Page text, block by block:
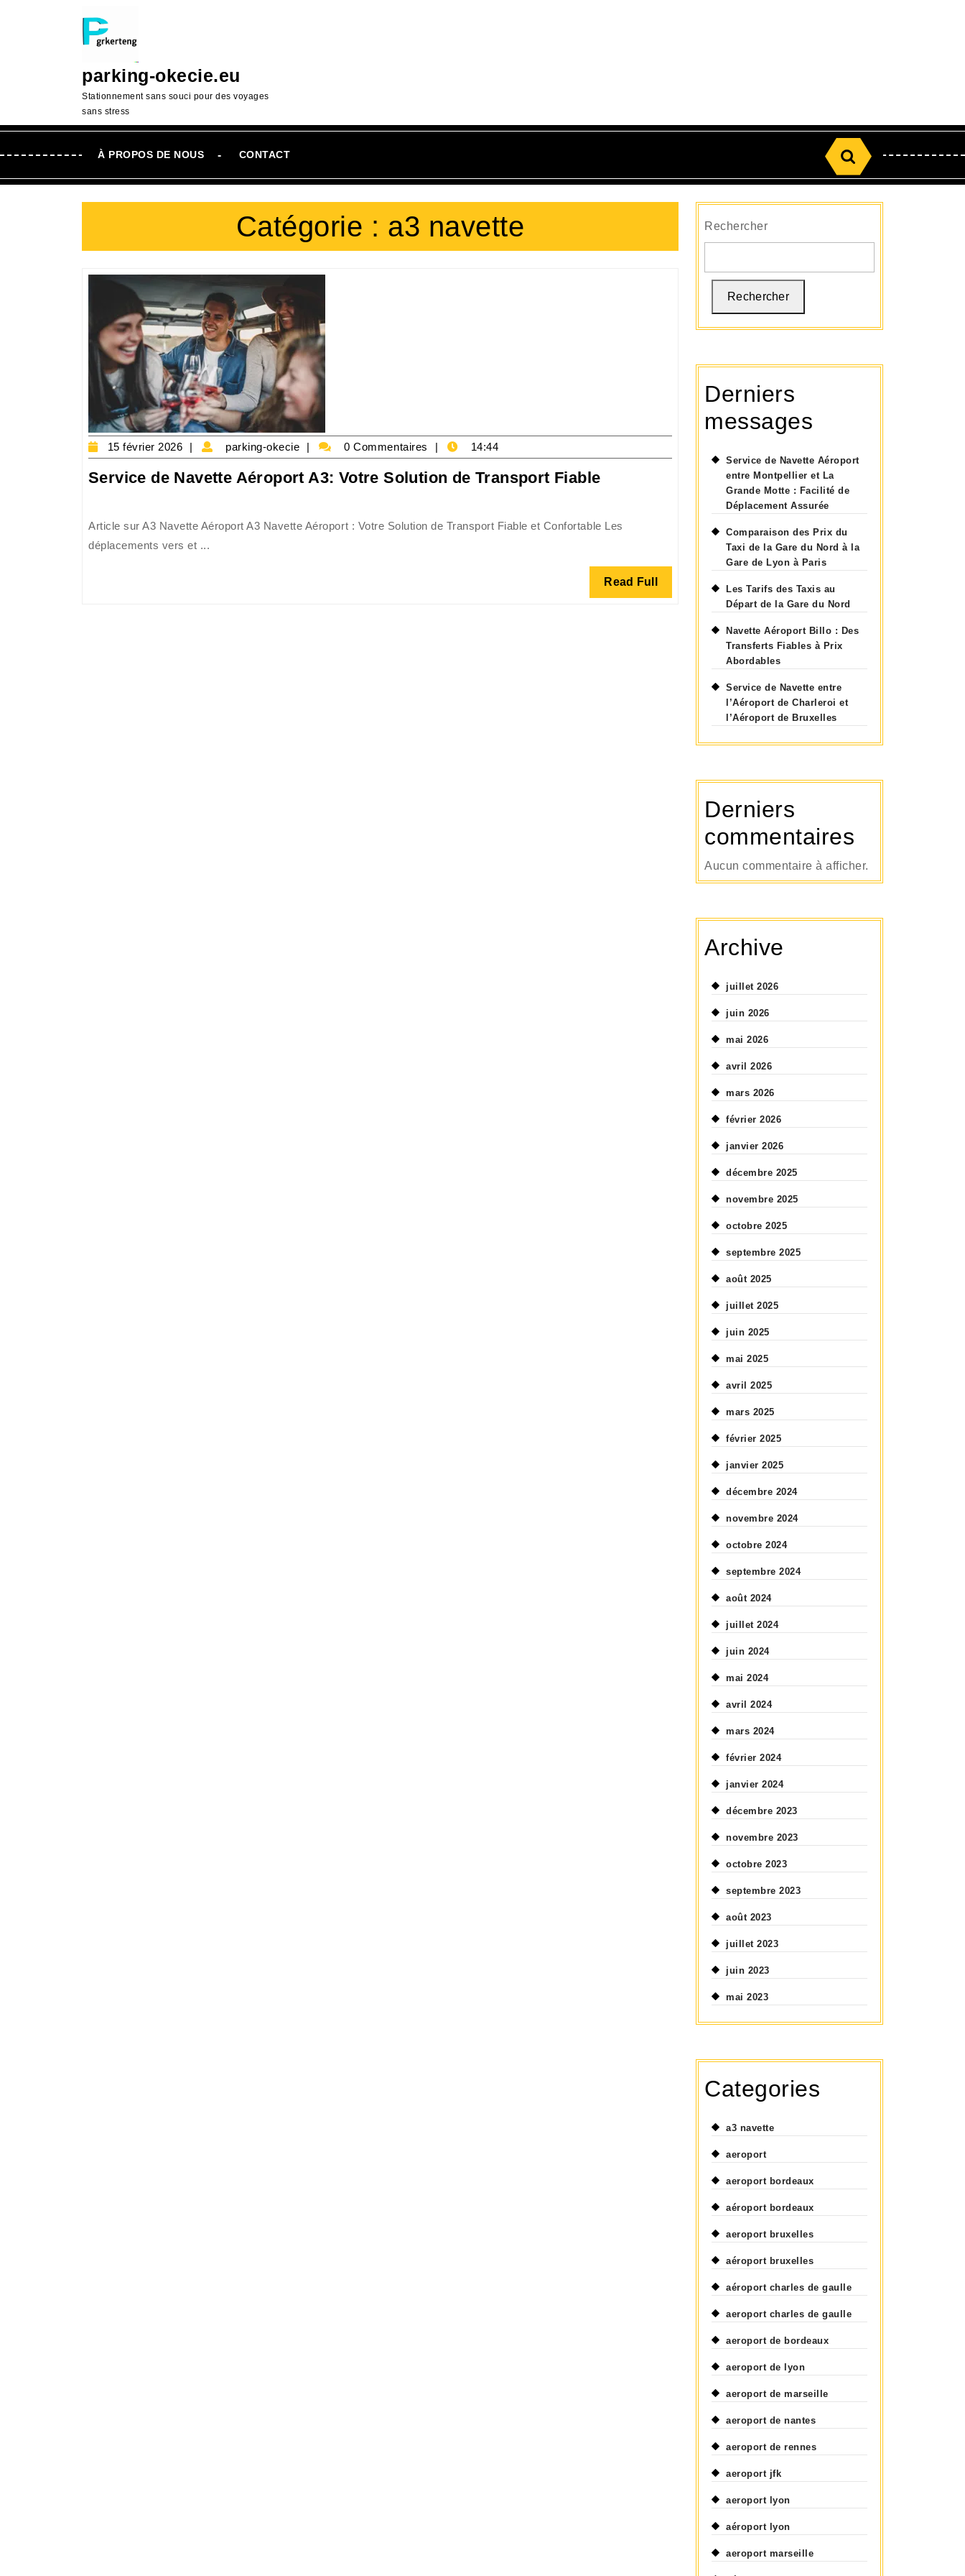
parking-okecie.eu
Stationnement sans souci pour des voyages
sans stress
À PROPOS DE NOUS CONTACT
Search
for:
Catégorie : a3 navette
15 février 2026
15
février
2026
parking-okecie
parking-
okecie
0 Commentaires 14:44
Service de Navette Aéroport A3: Votre Solution de Transport FiableService
Aéroport
Votre
Solution
Article sur A3 Navette Aéroport A3 Navette Aéroport : Votre Solution de Transport Fiable et Confortable Les
déplacements vers et ...
Read Full Read
Full
Rechercher
Rechercher
Derniers
messages
Service de Navette Aéroport
entre Montpellier et La
Grande Motte : Facilité de
Déplacement Assurée
Comparaison des Prix du
Taxi de la Gare du Nord à la
Gare de Lyon à Paris
Les Tarifs des Taxis au
Départ de la Gare du Nord
Navette Aéroport Billo : Des
Transferts Fiables à Prix
Abordables
Service de Navette entre
l’Aéroport de Charleroi et
l’Aéroport de Bruxelles
Derniers
commentaires
Aucun commentaire à afficher.
Archive
juillet 2026
juin 2026
mai 2026
avril 2026
mars 2026
février 2026
janvier 2026
décembre 2025
novembre 2025
octobre 2025
septembre 2025
août 2025
juillet 2025
juin 2025
mai 2025
avril 2025
mars 2025
février 2025
janvier 2025
décembre 2024
novembre 2024
octobre 2024
septembre 2024
août 2024
juillet 2024
juin 2024
mai 2024
avril 2024
mars 2024
février 2024
janvier 2024
décembre 2023
novembre 2023
octobre 2023
septembre 2023
août 2023
juillet 2023
juin 2023
mai 2023
Categories
a3 navette
aeroport
aeroport bordeaux
aéroport bordeaux
aeroport bruxelles
aéroport bruxelles
aéroport charles de gaulle
aeroport charles de gaulle
aeroport de bordeaux
aeroport de lyon
aeroport de marseille
aeroport de nantes
aeroport de rennes
aeroport jfk
aeroport lyon
aéroport lyon
aeroport marseille